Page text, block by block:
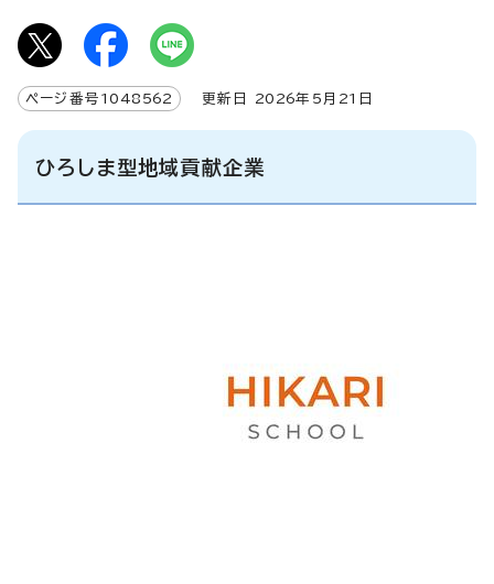
ページ番号 1048562 更新日 2026年5月 21 日
ひろしま型地域貢献企業